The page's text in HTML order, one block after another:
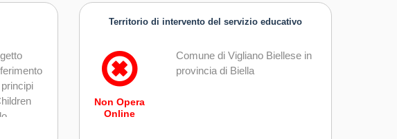
in
gruppo
e
Territorio di intervento del servizio educativo
Non Opera
Online
Comune di Vigliano Biellese in
provincia di Biella